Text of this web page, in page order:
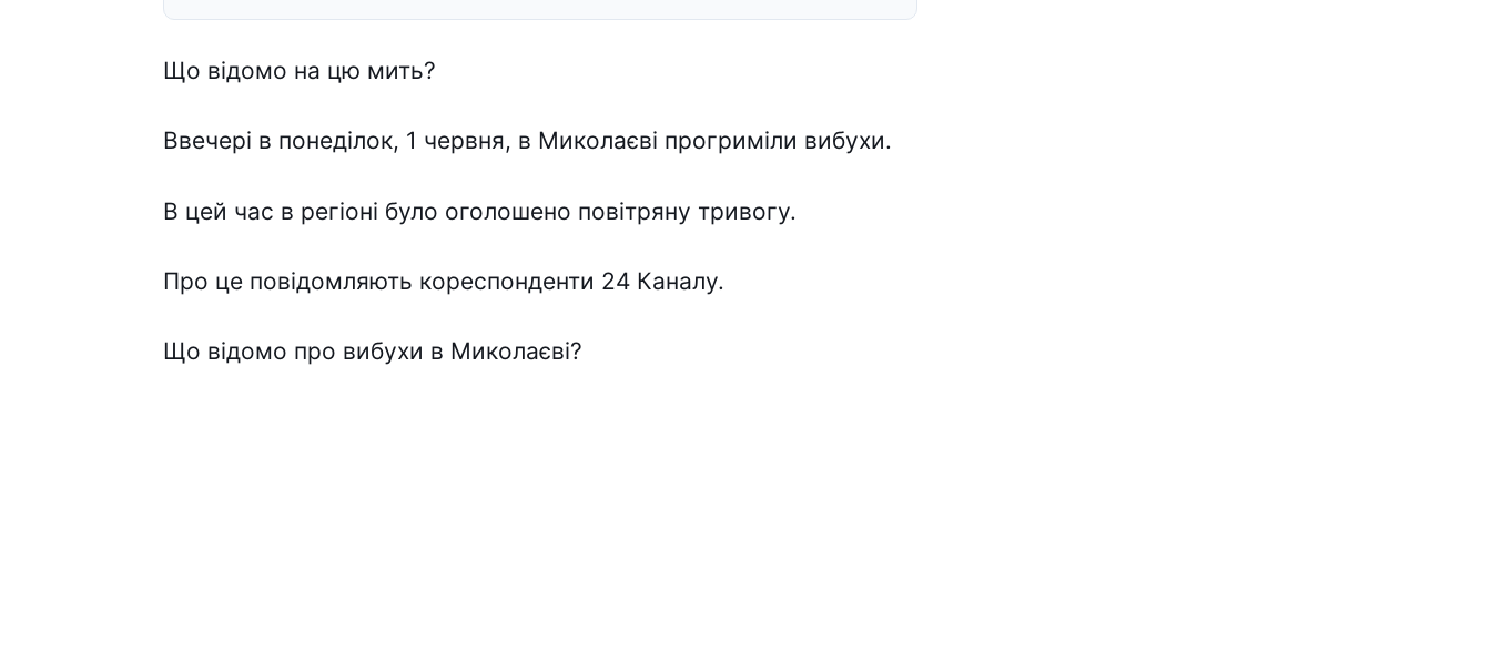
Що вiдомо на цю мить?
Ввечері в понеділок, 1 червня, в Миколаєві прогриміли вибухи.
В цей час в регіоні було оголошено повітряну тривогу.
Про це повідомляють кореспонденти 24 Каналу.
Що відомо про вибухи в Миколаєві?